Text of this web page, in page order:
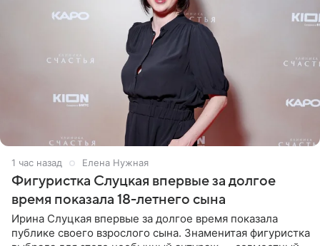
1 час назад Елена Нужная
Фигуристка Слуцкая впервые за долгое
время показала 18-летнего сына
Ирина Слуцкая впервые за долгое время показала
публике своего взрослого сына. Знаменитая фигуристка